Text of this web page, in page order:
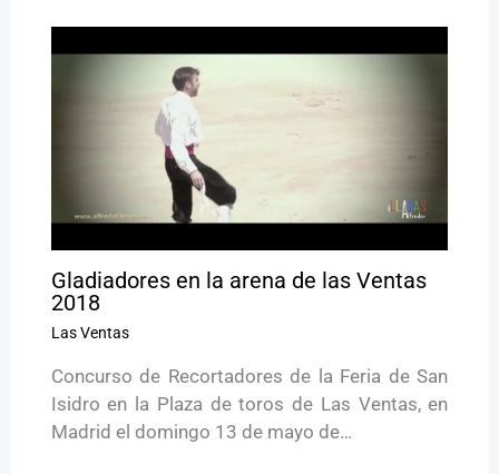
Gladiadores en la arena de las Ventas
2018
Las Ventas
Concurso de Recortadores de la Feria de San
Isidro en la Plaza de toros de Las Ventas, en
Madrid el domingo 13 de mayo de…